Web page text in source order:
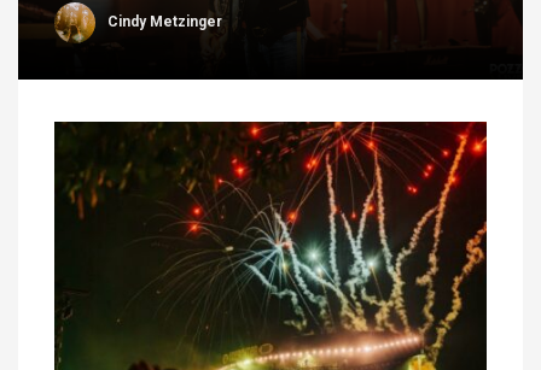
Cindy Metzinger